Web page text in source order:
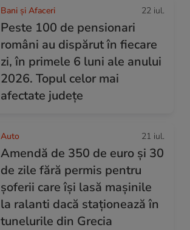
Bani și Afaceri 22 iul.
Peste 100 de pensionari
români au dispărut în fiecare
zi, în primele 6 luni ale anului
2026. Topul celor mai
afectate județe
Auto 21 iul.
Amendă de 350 de euro și 30
de zile fără permis pentru
șoferii care își lasă mașinile
la ralanti dacă staționează în
tunelurile din Grecia